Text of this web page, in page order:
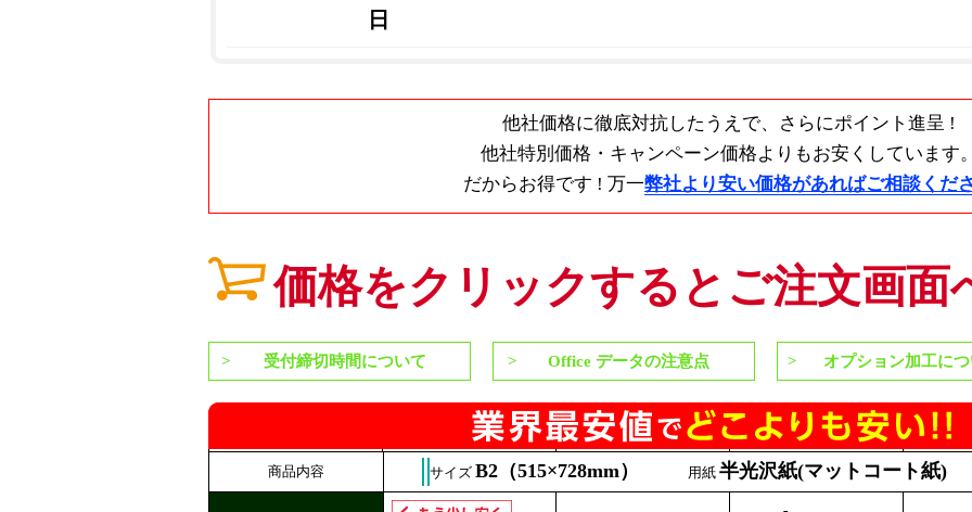
日
他社価格に徹底対抗したうえで、
さらにポイント進呈 !
他社特別価格・キャンペーン価格よりもお安くしています
だからお得です ! 万一弊社より安い価格があればご相談くだ
価格をクリックするとご注文画面
受付締切時間について Office データの注意点 オプション加工に
商品内容 サイズ B2（515×728mm） 用紙 半光沢紙(マットコート紙)